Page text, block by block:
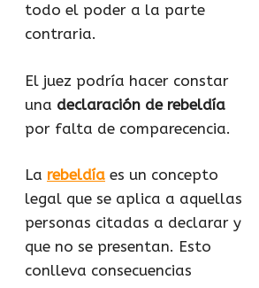
todo el poder a la parte
contraria.
El juez podría hacer constar
una declaración de rebeldía
por falta de comparecencia.
La rebeldía es un concepto
legal que se aplica a aquellas
personas citadas a declarar y
que no se presentan. Esto
conlleva consecuencias